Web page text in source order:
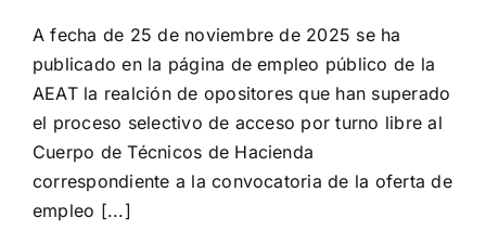
A fecha de 25 de noviembre de 2025 se ha
publicado en la página de empleo público de la
AEAT la realción de opositores que han superado
el proceso selectivo de acceso por turno libre al
Cuerpo de Técnicos de Hacienda
correspondiente a la convocatoria de la oferta de
empleo [...]